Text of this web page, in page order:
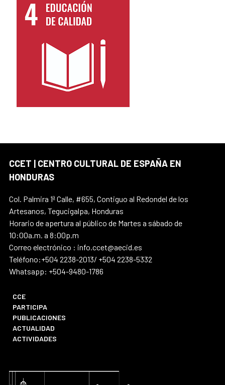
CCET | CENTRO CULTURAL DE ESPAÑA EN
HONDURAS
Col. Palmira 1ª Calle, #655, Contiguo al Redondel de los
Artesanos, Tegucigalpa, Honduras
Horario de apertura al público de Martes a sábado de
10:00a.m. a 8:00p.m
Correo electrónico : info.ccet@aecid.es
Teléfono:+504 2238-2013/ +504 2238-5332
Whatsapp: +504-9480-1786
CCE
PARTICIPA
PUBLICACIONES
ACTUALIDAD
ACTIVIDADES